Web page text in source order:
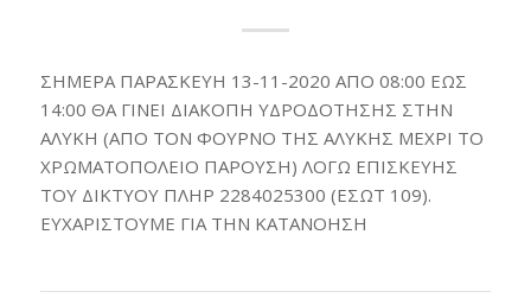
ΣΗΜΕΡΑ ΠΑΡΑΣΚΕΥΗ 13-11-2020 ΑΠΟ 08:00 ΕΩΣ
14:00 ΘΑ ΓΙΝΕΙ ΔΙΑΚΟΠΗ ΥΔΡΟΔΟΤΗΣΗΣ ΣΤΗΝ
ΑΛΥΚΗ (ΑΠΟ ΤΟΝ ΦΟΥΡΝΟ ΤΗΣ ΑΛΥΚΗΣ ΜΕΧΡΙ ΤΟ
ΧΡΩΜΑΤΟΠΟΛΕΙΟ ΠΑΡΟΥΣΗ) ΛΟΓΩ ΕΠΙΣΚΕΥΗΣ
ΤΟΥ ΔΙΚΤΥΟΥ ΠΛΗΡ 2284025300 (ΕΣΩΤ 109).
ΕΥΧΑΡΙΣΤΟΥΜΕ ΓΙΑ ΤΗΝ ΚΑΤΑΝΟΗΣΗ